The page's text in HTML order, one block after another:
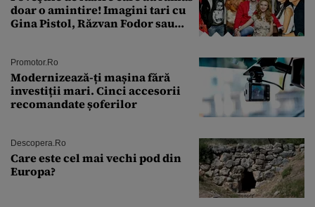
doar o amintire! Imagini tari cu
Gina Pistol, Răzvan Fodor sau
Promotor.ro
Modernizează-ți mașina fără
investiții mari. Cinci accesorii
recomandate șoferilor
Descopera.ro
Care este cel mai vechi pod din
Europa?